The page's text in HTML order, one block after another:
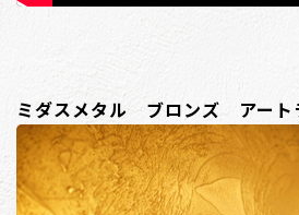
ミダスメタル ブロンズ アート